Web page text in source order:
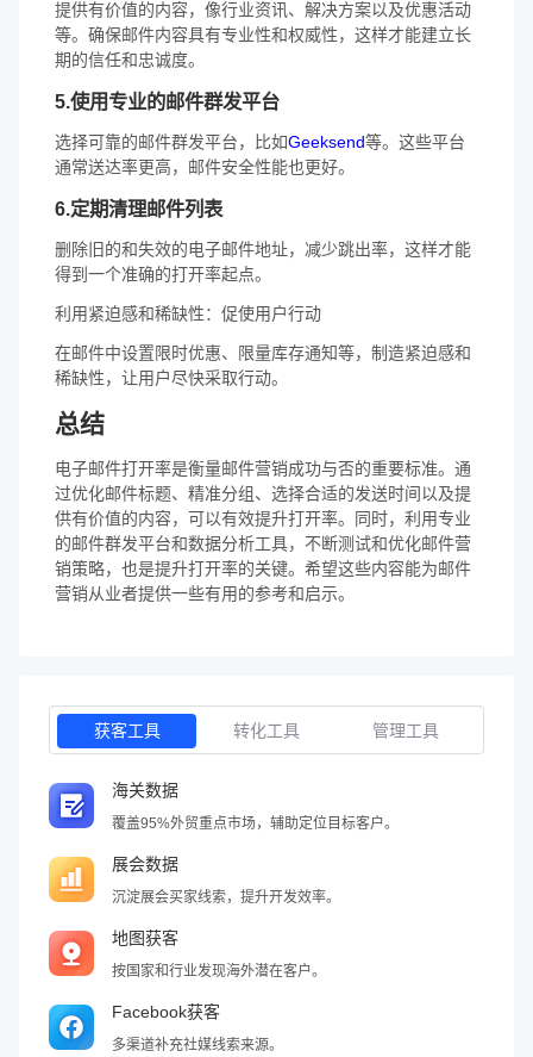
提供有价值的内容，像行业资讯、解决方案以及优惠活动
等。确保邮件内容具有专业性和权威性，这样才能建立长
期的信任和忠诚度。
5.使用专业的邮件群发平台
选择可靠的邮件群发平台，比如Geeksend等。这些平台
通常送达率更高，邮件安全性能也更好。
6.定期清理邮件列表
删除旧的和失效的电子邮件地址，减少跳出率，这样才能
得到一个准确的打开率起点。
利用紧迫感和稀缺性：促使用户行动
在邮件中设置限时优惠、限量库存通知等，制造紧迫感和
稀缺性，让用户尽快采取行动。
总结
电子邮件打开率是衡量邮件营销成功与否的重要标准。通
过优化邮件标题、精准分组、选择合适的发送时间以及提
供有价值的内容，可以有效提升打开率。同时，利用专业
的邮件群发平台和数据分析工具，不断测试和优化邮件营
销策略，也是提升打开率的关键。希望这些内容能为邮件
营销从业者提供一些有用的参考和启示。
获客工具 转化工具 管理工具
海关数据
覆盖95%外贸重点市场，辅助定位目标客户。
展会数据
沉淀展会买家线索，提升开发效率。
地图获客
按国家和行业发现海外潜在客户。
Facebook获客
多渠道补充社媒线索来源。